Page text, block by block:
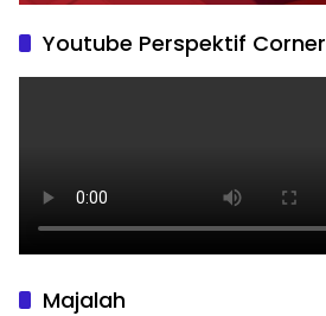
Youtube Perspektif Corner
Majalah